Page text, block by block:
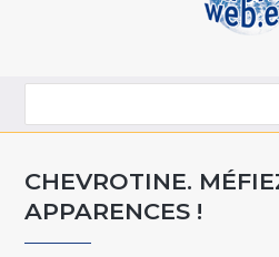
CHEVROTINE.
APPARENCES !